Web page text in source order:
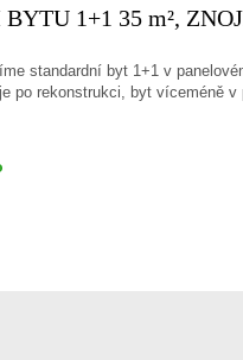
BYTU 1+1 35 m²,
standardní byt 1+1 v
po rekonstrukci, byt víceméně